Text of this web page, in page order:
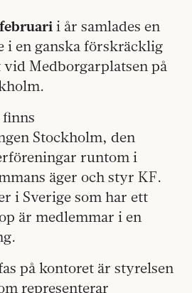
februari i år samlades en
i en ganska förskräcklig
Medborgarplatsen på
Stockholm, den
runtom i
äger och styr KF.
i Sverige som har ett
är medlemmar i en
på kontoret är styrelsen
representerar